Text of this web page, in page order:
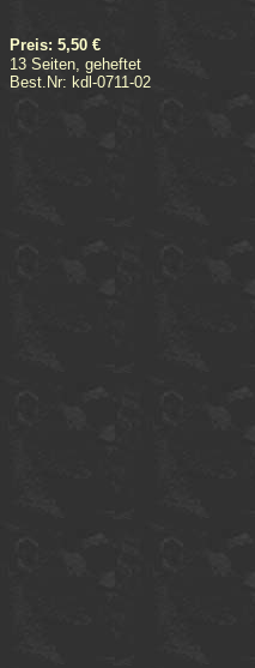
Preis: 5,50 €
13 Seiten, geheftet
Best.Nr: kdl-0711-02